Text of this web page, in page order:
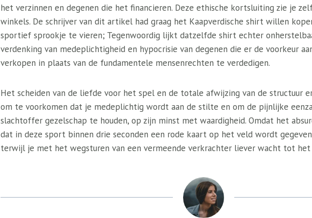
het verzinnen en degenen die het financieren. Deze ethische kortsluiting zie je
winkels. De schrijver van dit artikel had graag het Kaapverdische shirt willen
sportief sprookje te vieren; Tegenwoordig lijkt datzelfde shirt echter
verdenking van medeplichtigheid en hypocrisie van degenen die er de voorkeur
verkopen in plaats van de fundamentele mensenrechten te verdedigen.
​Het scheiden van de liefde voor het spel en de totale afwijzing van de structuur
om te voorkomen dat je medeplichtig wordt aan de stilte en om de pijnlijke
slachtoffer gezelschap te houden, op zijn minst met waardigheid. Omdat het
dat in deze sport binnen drie seconden een rode kaart op het veld wordt
terwijl je met het wegsturen van een vermeende verkrachter liever wacht tot het